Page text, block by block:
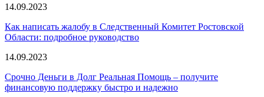
14.09.2023
Как написать жалобу в Следственный Комитет Ростовской
Области: подробное руководство
14.09.2023
Срочно Деньги в Долг Реальная Помощь – получите
финансовую поддержку быстро и надежно